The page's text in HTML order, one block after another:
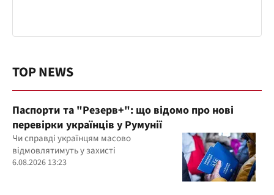
TOP NEWS
Паспорти та "Резерв+": що відомо про нові
перевірки українців у Румунії
Чи справді українцям масово
відмовлятимуть у захисті
6.08.2026 13:23